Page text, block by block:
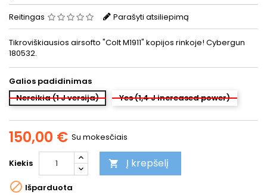
Reitingas Parašyti atsiliepimą
Tikroviškiausios airsofto "Colt M1911" kopijos rinkoje! Cybergun
180532.
Galios padidinimas
Nereikia (1 J versija)
Yes (1,4 J increased power)
150,00 € Su mokesčiais
Kiekis  Į krepšelį
 Išparduota